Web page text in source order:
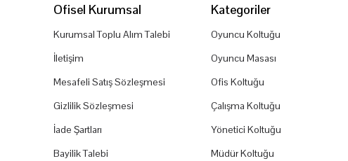
Ofisel Kurumsal
Kurumsal Toplu Alım Talebi
İletişim
Mesafeli Satış Sözleşmesi
Gizlilik Sözleşmesi
İade Şartları
Bayilik Talebi
Kategoriler
Oyuncu Koltuğu
Oyuncu Masası
Ofis Koltuğu
Çalışma Koltuğu
Yönetici Koltuğu
Müdür Koltuğu